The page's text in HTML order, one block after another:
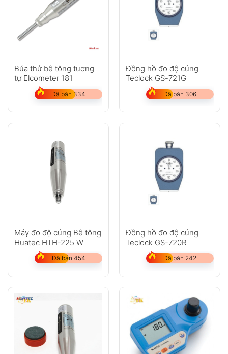
Búa thử bê tông tương
tự Elcometer 181
Đã bán 334
Đồng hồ đo độ cứng
Teclock GS-721G
Đã bán 306
Máy đo độ cứng Bê tông
Huatec HTH-225 W
Đã bán 454
Đồng hồ đo độ cứng
Teclock GS-720R
Đã bán 242